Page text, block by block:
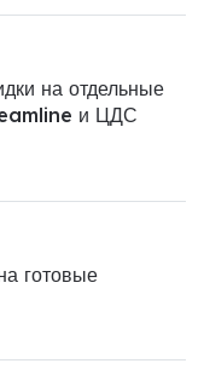
на отдельные
и ЦДС
готовые